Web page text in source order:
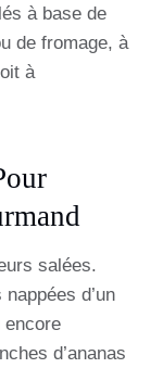
à base de
de fromage, à
à
salées.
d’un
encore
d’ananas